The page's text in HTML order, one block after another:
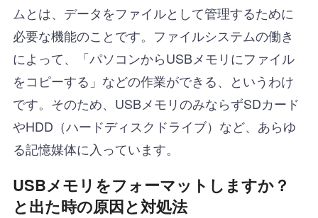
ムとは、データをファイルとして管理するために
必要な機能のことです。ファイルシステムの働き
によって、「パソコンからUSBメモリにファイル
をコピーする」などの作業ができる、というわけ
です。そのため、USBメモリのみならずSDカード
やHDD（ハードディスクドライブ）など、あらゆ
る記憶媒体に入っています。
USBメモリをフォーマットしますか？
と出た時の原因と対処法